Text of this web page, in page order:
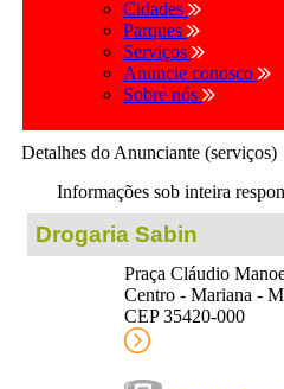
Cidades
Parques
Serviços
Anuncie conosco
Sobre nós
Detalhes do Anunciante (serviços)
Informações sob inteira
Drogaria Sabin
Praça Cláudio
Centro - Mariana -
CEP 35420-000